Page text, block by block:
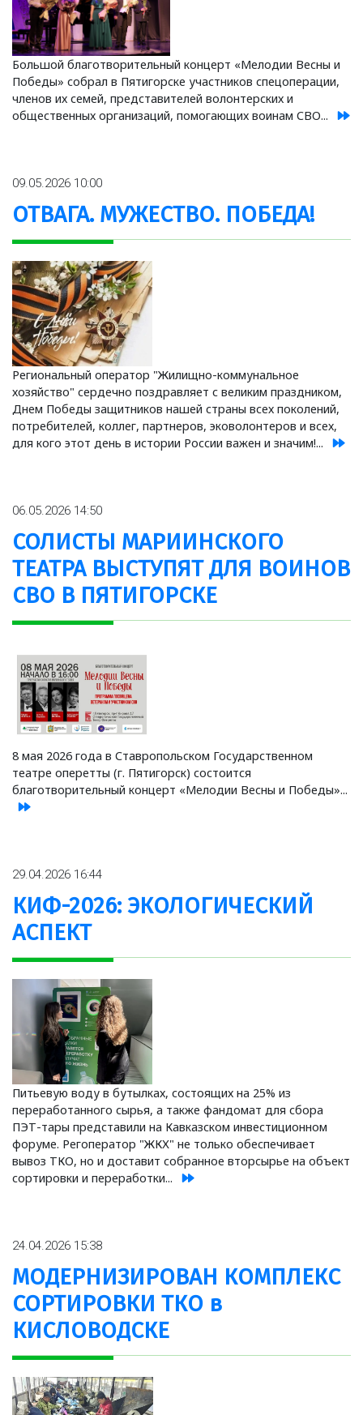
Большой благотворительный концерт «Мелодии Весны и
Победы» собрал в Пятигорске участников спецоперации,
членов их семей, представителей волонтерских и
общественных организаций, помогающих воинам СВО...
09.05.2026 10:00
ОТВАГА. МУЖЕСТВО. ПОБЕДА!
Региональный оператор "Жилищно-коммунальное
хозяйство" сердечно поздравляет с великим праздником,
Днем Победы защитников нашей страны всех поколений,
потребителей, коллег, партнеров, эковолонтеров и всех,
для кого этот день в истории России важен и значим!...
06.05.2026 14:50
СОЛИСТЫ МАРИИНСКОГО
ТЕАТРА ВЫСТУПЯТ ДЛЯ ВОИНОВ
СВО В ПЯТИГОРСКЕ
8 мая 2026 года в Ставропольском Государственном
театре оперетты (г. Пятигорск) состоится
благотворительный концерт «Мелодии Весны и Победы»...
29.04.2026 16:44
КИФ-2026: ЭКОЛОГИЧЕСКИЙ
АСПЕКТ
Питьевую воду в бутылках, состоящих на 25% из
переработанного сырья, а также фандомат для сбора
ПЭТ-тары представили на Кавказском инвестиционном
форуме. Регоператор "ЖКХ" не только обеспечивает
вывоз ТКО, но и доставит собранное вторсырье на объект
сортировки и переработки...
24.04.2026 15:38
МОДЕРНИЗИРОВАН КОМПЛЕКС
СОРТИРОВКИ ТКО в
КИСЛОВОДСКЕ